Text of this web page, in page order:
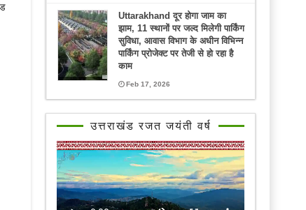
Uttarakhand दूर होगा जाम का
झाम, 11 स्थानों पर जल्द मिलेगी पार्किंग
सुविधा, आवास विभाग के अधीन विभिन्न
पार्किंग प्रोजेक्ट पर तेजी से हो रहा है
काम
Feb 17, 2026
उत्तराखंड रजत जयंती वर्ष